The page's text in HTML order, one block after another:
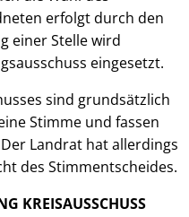
erfolgt durch den
einer Stelle wird
eingesetzt.
sind grundsätzlich
Stimme und fassen
Landrat hat allerdings
des Stimmentscheides.
KREISAUSSCHUSS